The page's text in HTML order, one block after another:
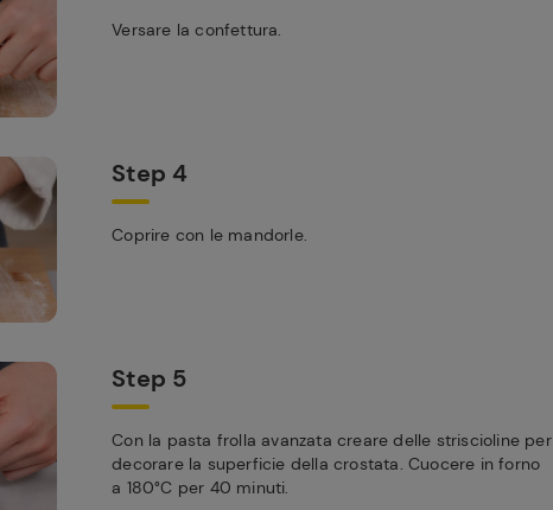
Versare la confettura.
Step 4
Coprire con le mandorle.
Step 5
Con la pasta frolla avanzata creare delle striscioline per
decorare la superficie della crostata. Cuocere in forno
a 180°C per 40 minuti.